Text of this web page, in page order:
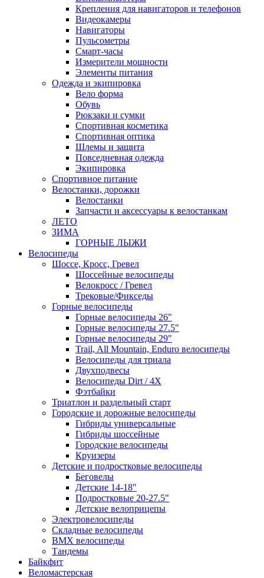
Крепления для навигаторов и телефонов
Видеокамеры
Навигаторы
Пульсометры
Смарт-часы
Измерители мощности
Элементы питания
Одежда и экипировка
Вело форма
Обувь
Рюкзаки и сумки
Спортивная косметика
Спортивная оптика
Шлемы и защита
Повседневная одежда
Экипировка
Спортивное питание
Велостанки, дорожки
Велостанки
Запчасти и аксессуары к велостанкам
ЛЕТО
ЗИМА
ГОРНЫЕ ЛЫЖИ
Велосипеды
Шоссе, Кросс, Гревел
Шоссейные велосипеды
Велокросс / Гревел
Трековые/Фикседы
Горные велосипеды
Горные велосипеды 26"
Горные велосипеды 27.5"
Горные велосипеды 29"
Trail, All Mountain, Enduro велосипеды
Велосипеды для триала
Двухподвесы
Велосипеды Dirt / 4X
Фэтбайки
Триатлон и раздельный старт
Городские и дорожные велосипеды
Гибриды универсальные
Гибриды шоссейные
Городские велосипеды
Круизеры
Детские и подростковые велосипеды
Беговелы
Детские 14-18"
Подростковые 20-27.5"
Детские велоприцепы
Электровелосипеды
Складные велосипеды
BMX велосипеды
Тандемы
Байкфит
Веломастерская